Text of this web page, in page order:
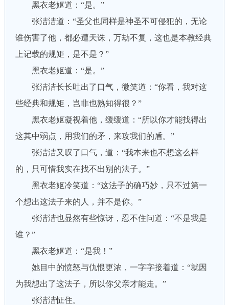
黑衣老妪道：“是。”
张洁洁道：“圣父也同样是神圣不可侵犯的，无论
谁伤害了他，都必遭天诛，万劫不复，这也是本教经典
上记载的规矩，是不是？”
黑衣老妪道：“是。”
张洁洁长长吐出了口气，微笑道：“你看，我对这
些经典和规矩，岂非也熟知得很？”
黑衣老妪凝视着他，缓缓道：“所以你才能找得出
这其中弱点，用我们的矛，来攻我们的盾。”
张洁洁又叹了口气，道：“我本来也不想这么样
的，只可惜我实在找不出别的法子。”
黑衣老妪冷笑道：“这法子的确巧妙，只不过第一
个想出这法子来的人，并不是你。”
张洁洁也显然有些惊讶，忍不住问道：“不是我是
谁？”
黑衣老妪道：“是我！”
她目中的愤怒与仇恨更浓，一字字接着道：“就因
为我想出了这法子，所以你父亲才能走。”
张洁洁怔住。